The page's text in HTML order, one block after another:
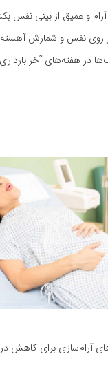
و عمیق از بینی نفس
روی نفس و شمارش
در هفته‌های آخر
آرام‌سازی برای کاهش